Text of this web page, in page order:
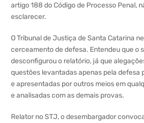
artigo 188 do Código de Processo Penal,
esclarecer.
O Tribunal de Justiça de Santa Catarina
cerceamento de defesa. Entendeu que o
desconfigurou o relatório, já que
questões levantadas apenas pela defesa
e apresentadas por outros meios em
e analisadas com as demais provas.
Relator no STJ, o desembargador